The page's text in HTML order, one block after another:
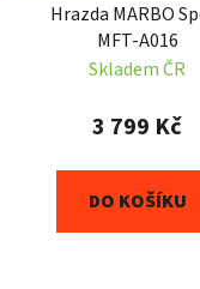
Hrazda MARBO
MFT-A016
Skladem ČR
3 799 Kč
DO KOŠÍKU